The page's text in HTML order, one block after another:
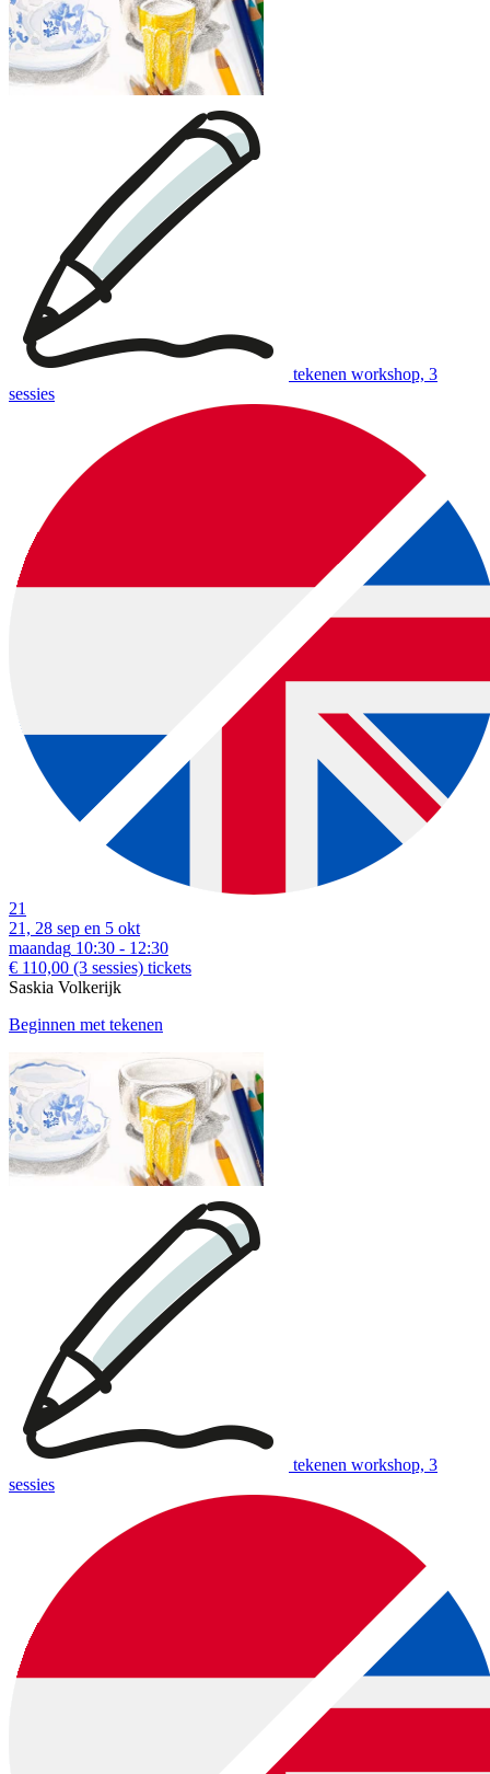
tekenen workshop, 3
sessies
21
21, 28 sep en 5 okt
maandag 10:30 - 12:30
€ 110,00 (3 sessies) tickets
Saskia Volkerijk
Beginnen met tekenen
tekenen workshop, 3
sessies